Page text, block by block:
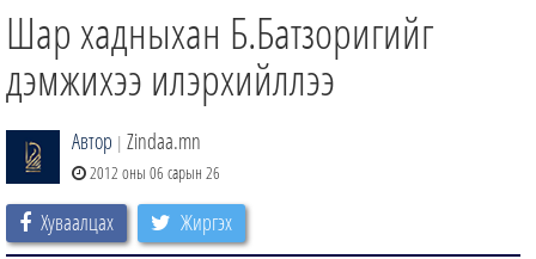
ӨГЛӨӨНИЙ СОНИН
АУДИО ЗОХИОЛ
ЗИНДАА СЭТГҮҮЛ
Шар хадныхан Б.Батзоригийг
дэмжихээ илэрхийллээ
Автор | Zindaa.mn
2012 оны 06 сарын 26
Хуваалцах Жиргэх